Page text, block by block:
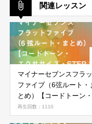
関連レッスン
マイナーセブンスフラ
ファイブ（6弦ルート・
とめ）【コードトーン・
クササイズ・STEP 10】
再生回数：1110